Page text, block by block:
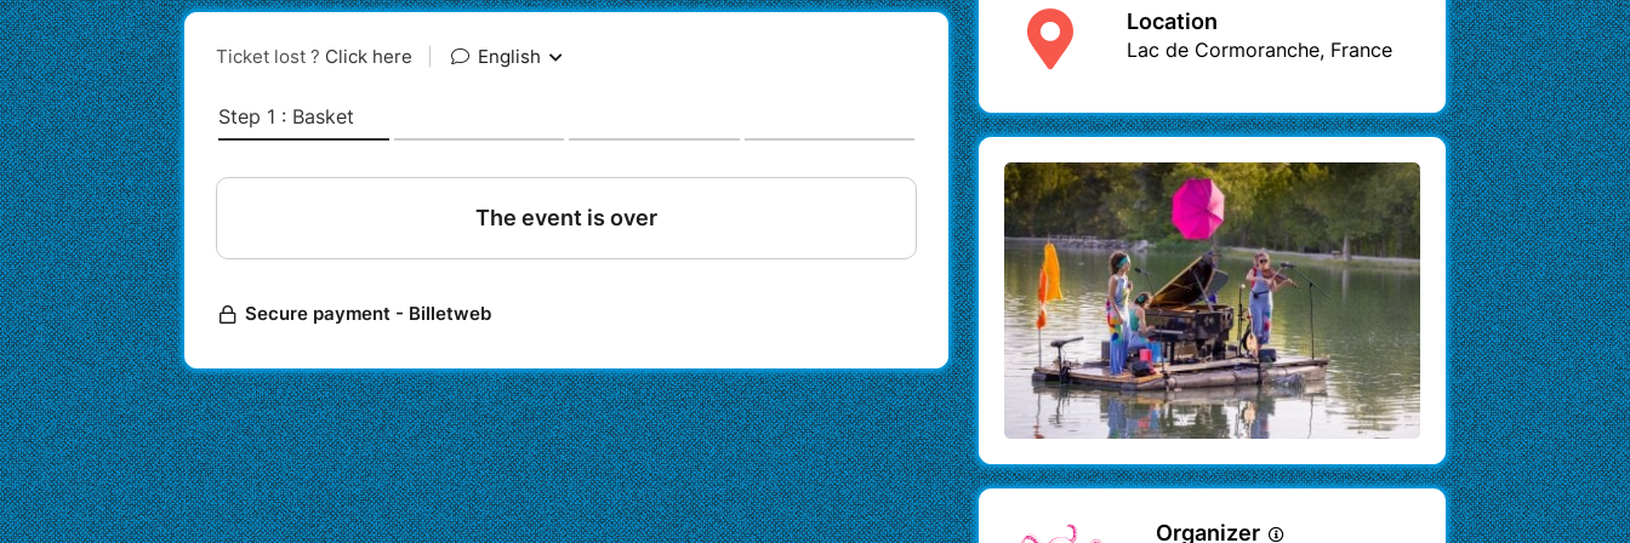
répertoire, elle rend hommage aussi bien aux géants des ducasses et traditions
polonaise, communautés ayant participé à l'histoire de ce territoire.
Un spectacle haut en couleur et d'une très grande classe, en présélection 2024
Anouck Morel(violoniste) / Sandrine Lebrun (mise en scène) / Tomas Mancini (régie son)
LIEULac de Cormoranche - Chemin du Lac, 01290 Cormoranche-sur-
BILLETTERIE VOLONTAIRE
Cette tournée est autofinancée, elle existe grâce à votre participation.
Prix conseillé 12€ / Prix de soutien 15€
Vous pouvez donner plus pour soutenir le projet et son équipe.
Vous pouvez donner moins si vous avez un petit budget, pour les
enfants...
Location
Lac de Cormoranche, France
Organizer